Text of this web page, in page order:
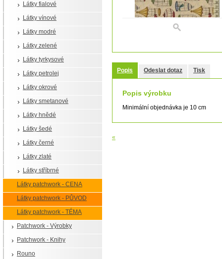
Látky fialové
Látky vínové
Látky modré
Látky zelené
Látky tyrkysové
Látky petrolej
Látky okrové
Látky smetanové
Látky hnědé
Látky šedé
Látky černé
Látky zlaté
Látky stříbrné
Látky patchwork - CENA
Látky patchwork - PŮVOD
Látky patchwork - TÉMA
Patchwork - Výrobky
Patchwork - Knihy
Rouno
Popis Odeslat dotaz Tisk
Popis výrobku
Minimální objednávka je 10 cm
«